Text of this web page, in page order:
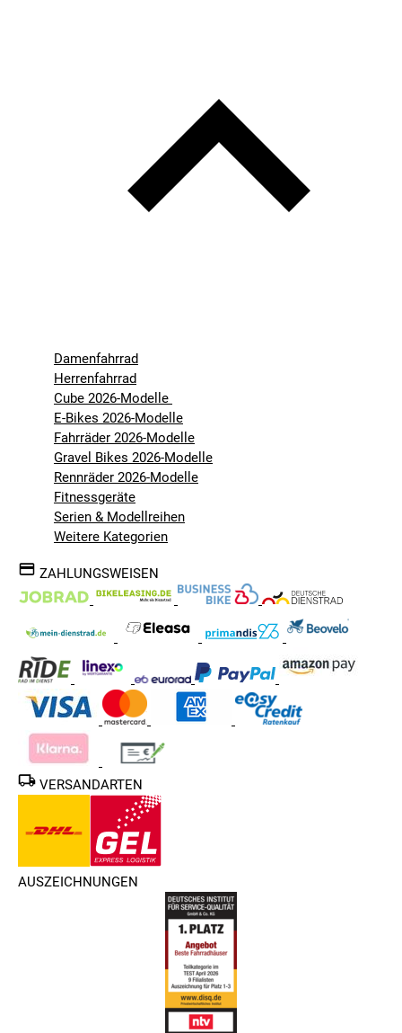
Damenfahrrad
Herrenfahrrad
Cube 2026-Modelle
E-Bikes 2026-Modelle
Fahrräder 2026-Modelle
Gravel Bikes 2026-Modelle
Rennräder 2026-Modelle
Fitnessgeräte
Serien & Modellreihen
Weitere Kategorien
ZAHLUNGSWEISEN
VERSANDARTEN
AUSZEICHNUNGEN